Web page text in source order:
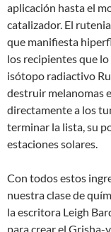
aplicación hasta el
catalizador. El
que manifiesta
los recipientes que
isótopo radiactivo
destruir melanomas
directamente a los
terminar la lista, su
estaciones solares.
Con todos estos
nuestra clase de
la escritora Leigh
para crear el Grisha-